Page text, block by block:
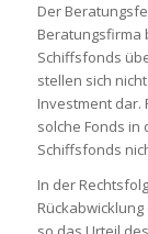
Der
Beratungsfirma
Schiffsfonds
stellen sich
Investment dar.
solche Fonds in
Schiffsfonds
In der